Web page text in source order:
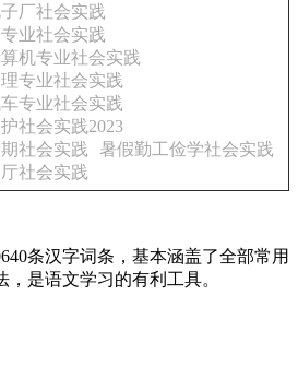
厂社会实践
业社会实践
机专业社会实践
专业社会实践
专业社会实践
社会实践2023
社会实践
暑假勤工俭学社会实践
社会实践
条汉字词条，基本涵盖了全部常用
是语文学习的有利工具。